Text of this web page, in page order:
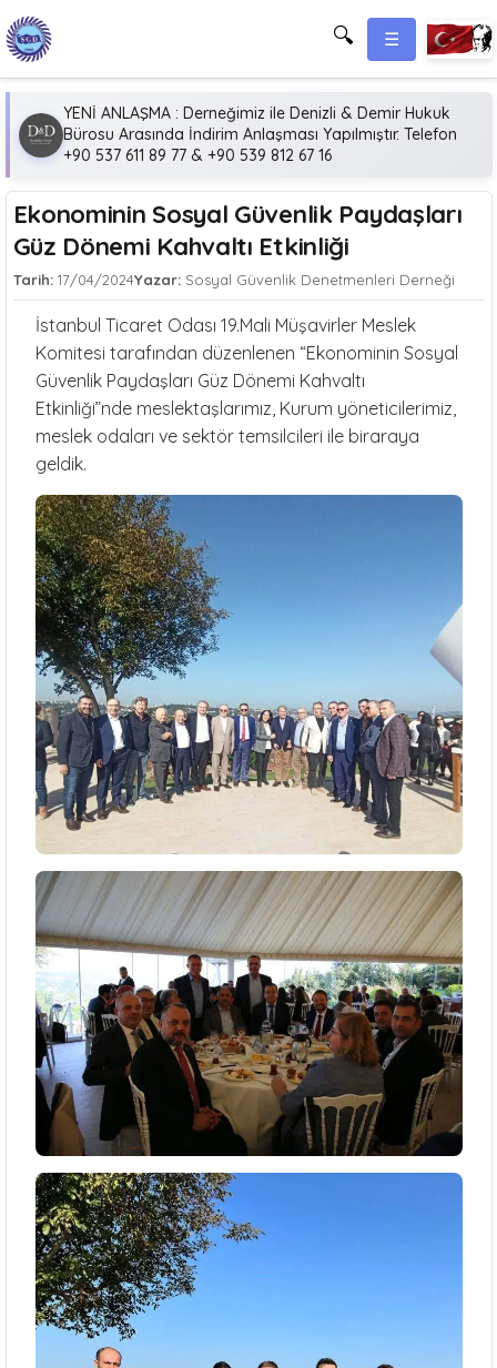
🔍 ☰
YENİ ANLAŞMA : Derneğimiz ile Denizli & Demir Hukuk
Bürosu Arasında İndirim Anlaşması Yapılmıştır. Telefon
+90 537 611 89 77 & +90 539 812 67 16
Ekonominin Sosyal Güvenlik Paydaşları
Güz Dönemi Kahvaltı Etkinliği
Tarih: 17/04/2024Yazar:Sosyal Güvenlik Denetmenleri Derneği
İstanbul Ticaret Odası 19.Mali Müşavirler Meslek
Komitesi tarafından düzenlenen “Ekonominin Sosyal
Güvenlik Paydaşları Güz Dönemi Kahvaltı
Etkinliği”nde meslektaşlarımız, Kurum yöneticilerimiz,
meslek odaları ve sektör temsilcileri ile biraraya
geldik.